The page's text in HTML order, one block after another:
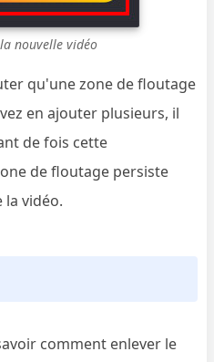
nouvelle vidéo
qu'une zone de floutage
en ajouter plusieurs, il
de fois cette
de floutage persiste
vidéo.
comment enlever le